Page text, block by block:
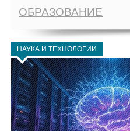
ОБРАЗОВАНИЕ
НАУКА И ТЕХНОЛОГИИ